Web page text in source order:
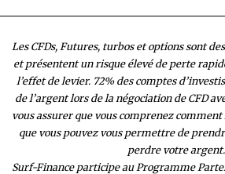
Les CFDs, Futures, turbos et options sont
et présentent un risque élevé de perte
l’effet de levier. 72% des comptes
de l’argent lors de la négociation de CFD
vous assurer que vous comprenez
que vous pouvez vous permettre de
perdre votre argent.
Surf-Finance participe au Programme